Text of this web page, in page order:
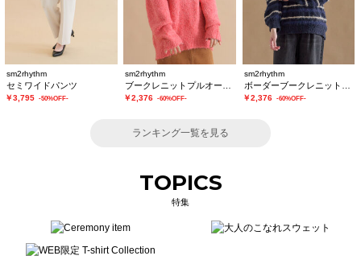
sm2rhythm
セミワイドパンツ
￥3,795 -50%OFF-
sm2rhythm
￥2,376 -60%OFF-
sm2rhythm
￥2,376 -60%OFF-
ランキング一覧を見る
TOPICS
特集